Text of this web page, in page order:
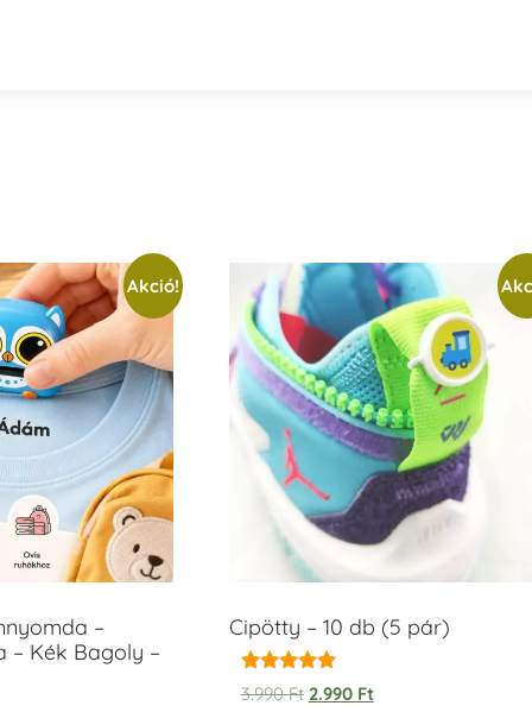
Akció!
–
– Kék Bagoly –
Cipötty – 10 db (5 pár)
Értékelés:
5.00
3.990Ft 2.990 Ft